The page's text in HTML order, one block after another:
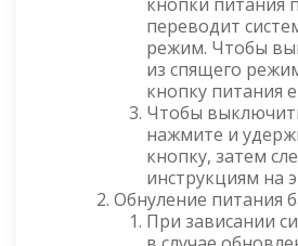
переводит
режим. Чтобы
из спящего
кнопку питания
Чтобы
нажмите и
кнопку, затем
инструкциям на
Обнуление питания
При зависании